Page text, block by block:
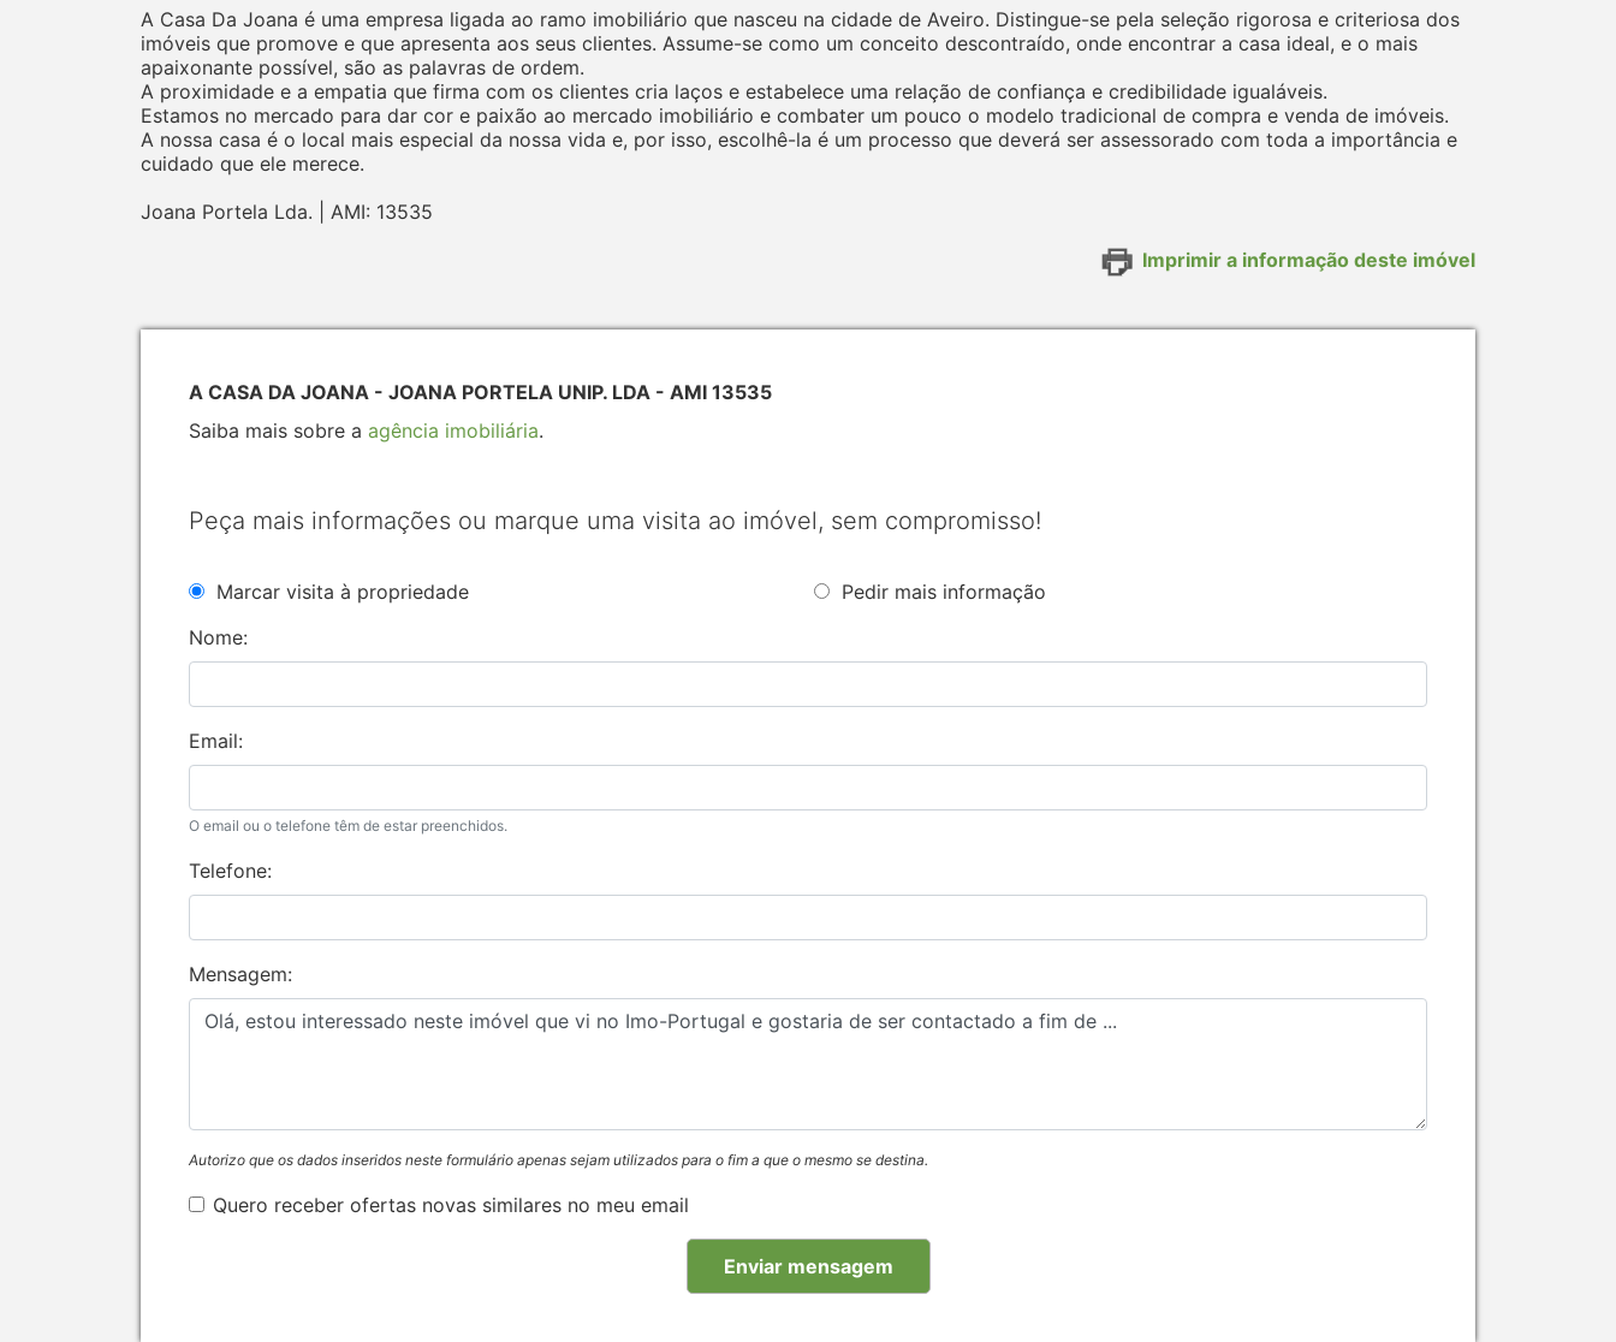
A Casa Da Joana é uma empresa ligada ao ramo imobiliário que nasceu na cidade de Aveiro. Distingue-se pela seleção rigorosa e criteriosa dos
imóveis que promove e que apresenta aos seus clientes. Assume-se como um conceito descontraído, onde encontrar a casa ideal, e o mais
apaixonante possível, são as palavras de ordem.
A proximidade e a empatia que firma com os clientes cria laços e estabelece uma relação de confiança e credibilidade igualáveis.
Estamos no mercado para dar cor e paixão ao mercado imobiliário e combater um pouco o modelo tradicional de compra e venda de imóveis.
A nossa casa é o local mais especial da nossa vida e, por isso, escolhê-la é um processo que deverá ser assessorado com toda a importância e
cuidado que ele merece.
Joana Portela Lda. | AMI: 13535
Imprimir a informação deste imóvel
A CASA DA JOANA - JOANA PORTELA UNIP. LDA - AMI 13535
Saiba mais sobre a agência imobiliária.
Peça mais informações ou marque uma visita ao imóvel, sem compromisso!
Marcar visita à propriedade
Pedir mais informação
Nome:
Email:
O email ou o telefone têm de estar preenchidos.
Telefone:
Mensagem:
Autorizo que os dados inseridos neste formulário apenas sejam utilizados para o fim a que o mesmo se destina.
Quero receber ofertas novas similares no meu email